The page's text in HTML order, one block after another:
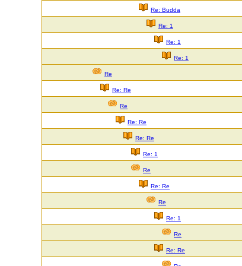
Re: Budda
Re: 1
Re: 1
Re: 1
Re
Re: Re
Re
Re: Re
Re: Re
Re: 1
Re
Re: Re
Re
Re: 1
Re
Re: Re